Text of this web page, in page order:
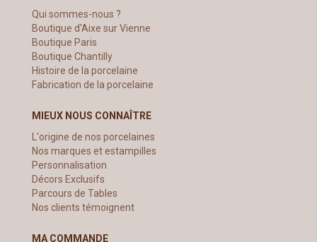
Qui sommes-nous ?
Boutique d'Aixe sur Vienne
Boutique Paris
Boutique Chantilly
Histoire de la porcelaine
Fabrication de la porcelaine
MIEUX NOUS CONNAÎTRE
L'origine de nos porcelaines
Nos marques et estampilles
Personnalisation
Décors Exclusifs
Parcours de Tables
Nos clients témoignent
MA COMMANDE